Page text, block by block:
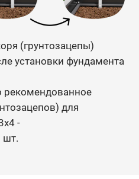
(грунтозацепы)
установки фундамента
для
-
шт.